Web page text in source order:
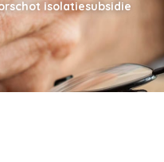
isolatiesubsidie